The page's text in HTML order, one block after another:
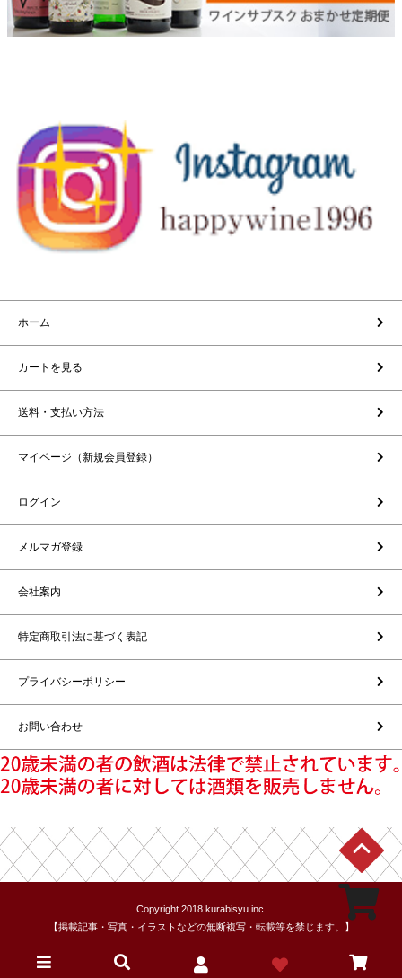
ホーム
カートを見る
送料・支払い方法
マイページ（新規会員登録）
ログイン
メルマガ登録
会社案内
特定商取引法に基づく表記
プライバシーポリシー
お問い合わせ
Copyright 2018 kurabisyu inc.
【掲載記事・写真・イラストなどの無断複写・転載等を禁じます。】